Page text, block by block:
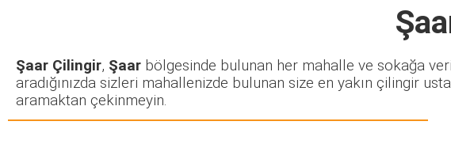
Şaar Çilingir, Şaar bölgesinde bulunan her mahalle ve sokağa
aradığınızda sizleri mahallenizde bulunan size en yakın çilingir
aramaktan çekinmeyin.